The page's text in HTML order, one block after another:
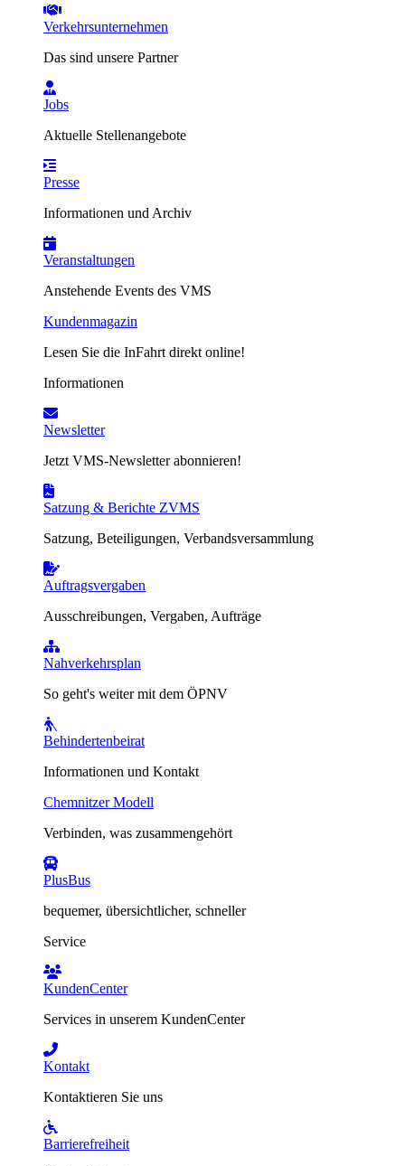
Verkehrsunternehmen
Das sind unsere Partner
Jobs
Aktuelle Stellenangebote
Presse
Informationen und Archiv
Veranstaltungen
Anstehende Events des VMS
Kundenmagazin
Lesen Sie die InFahrt direkt online!
Informationen
Newsletter
Jetzt VMS-Newsletter abonnieren!
Satzung & Berichte ZVMS
Satzung, Beteiligungen, Verbandsversammlung
Auftragsvergaben
Ausschreibungen, Vergaben, Aufträge
Nahverkehrsplan
So geht's weiter mit dem ÖPNV
Behindertenbeirat
Informationen und Kontakt
Chemnitzer Modell
Verbinden, was zusammengehört
PlusBus
bequemer, übersichtlicher, schneller
Service
KundenCenter
Services in unserem KundenCenter
Kontakt
Kontaktieren Sie uns
Barrierefreiheit